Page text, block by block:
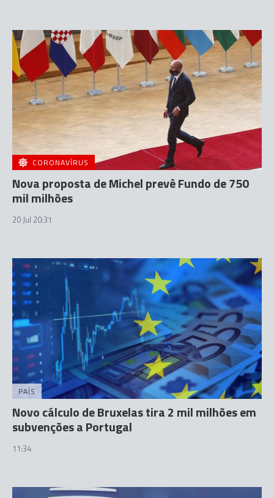
CORONAVÍRUS
Nova proposta de Michel prevê Fundo de 750
mil milhões
20 Jul 20:31
PAÍS
Novo cálculo de Bruxelas tira 2 mil milhões em
subvenções a Portugal
11:34